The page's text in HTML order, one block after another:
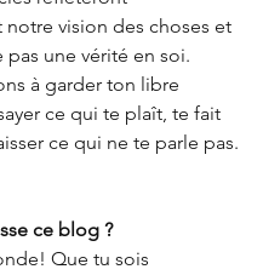
vision des choses et
pas une vérité en soi.
à garder ton libre
ce qui te plaît, te fait
ce qui ne te parle pas.
ce blog ?
Que tu sois